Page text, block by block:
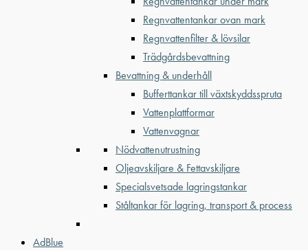
Regnvattentankar ovan mark
Regnvattenfilter & lövsilar
Trädgårdsbevattning
Bevattning & underhåll
Bufferttankar till växtskyddsspruta
Vattenplattformar
Vattenvagnar
Nödvattenutrustning
Oljeavskiljare & Fettavskiljare
Specialsvetsade lagringstankar
Ståltankar för lagring, transport & process
AdBlue